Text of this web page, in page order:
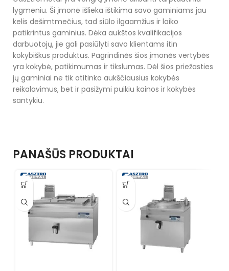
lygmeniu. Ši įmonė išlieka ištikima savo gaminiams jau
kelis dešimtmečius, tad siūlo ilgaamžius ir laiko
patikrintus gaminius. Dėka aukštos kvalifikacijos
darbuotojų, jie gali pasiūlyti savo klientams itin
kokybiškus produktus. Pagrindinės šios įmonės vertybės
yra kokybė, patikimumas ir tikslumas. Dėl šios priežasties
jų gaminiai ne tik atitinka aukščiausius kokybės
reikalavimus, bet ir pasižymi puikiu kainos ir kokybės
santykiu.
PANAŠŪS PRODUKTAI